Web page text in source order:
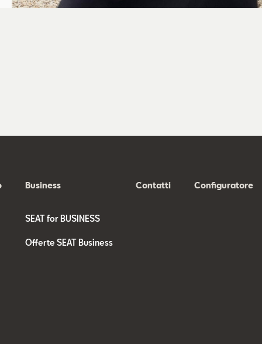
Business
SEAT for BUSINESS
Offerte SEAT Business
Contatti Configuratore